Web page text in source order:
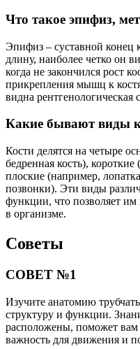
Что такое эпифиз,
Эпифиз – суставной конец
длину, наиболее четко он
когда не закончился рост
прикрепления мышц к
видна рентгенологическая
Какие бывают виды
Кости делятся на четыре
бедренная кость),
плоские (например,
позвонки). Эти виды
функции, что позволяет им
в организме.
Советы
СОВЕТ №1
Изучите анатомию
структуру и функции.
расположены, поможет вам
важность для движения и